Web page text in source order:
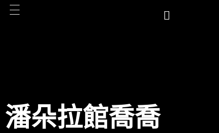
潘朵拉館喬喬